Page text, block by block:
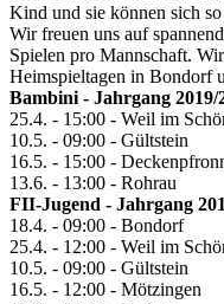
Kind und sie können sich
Wir freuen uns auf
Spielen pro Mannschaft.
Heimspieltagen in Bondorf
Bambini - Jahrgang 2019/
25.4. - 15:00 - Weil im
10.5. - 09:00 - Gültstein
16.5. - 15:00 -
13.6. - 13:00 - Rohrau
FII-Jugend - Jahrgang
18.4. - 09:00 - Bondorf
25.4. - 12:00 - Weil im
10.5. - 09:00 - Gültstein
16.5. - 12:00 - Mötzingen